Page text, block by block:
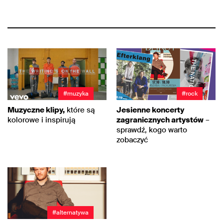
#muzyka
Muzyczne klipy, które są
kolorowe i inspirują
#rock
Jesienne koncerty
zagranicznych artystów –
sprawdź, kogo warto
zobaczyć
#alternatywa